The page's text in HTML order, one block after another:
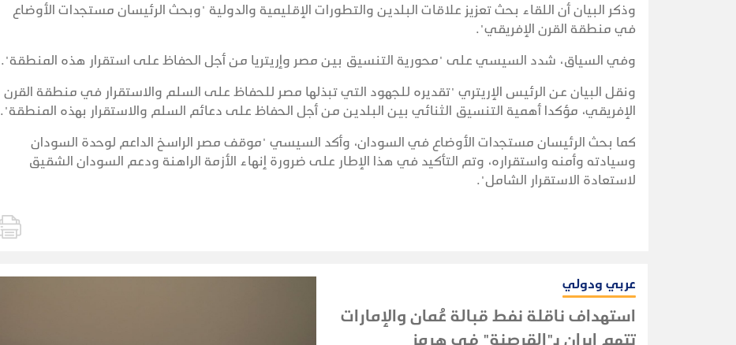
وذكر البيان أن اللقاء بحث تعزيز علاقات البلدين والتطورات الإقليمية والدولية "وبحث الرئيسان مستجدات الأوضاع
في منطقة القرن الإفريقي".
وفي السياق، شدد السيسي على "محورية التنسيق بين مصر وإريتريا من أجل الحفاظ على استقرار هذه المنطقة".
ونقل البيان عن الرئيس الإريتري "تقديره للجهود التي تبذلها مصر للحفاظ على السلم والاستقرار في منطقة القرن
الإفريقي، مؤكدا أهمية التنسيق الثنائي بين البلدين من أجل الحفاظ على دعائم السلم والاستقرار بهذه المنطقة".
كما بحث الرئيسان مستجدات الأوضاع في السودان، وأكد السيسي "موقف مصر الراسخ الداعم لوحدة السودان
وسيادته وأمنه واستقراره، وتم التأكيد في هذا الإطار على ضرورة إنهاء الأزمة الراهنة ودعم السودان الشقيق
لاستعادة الاستقرار الشامل".
عربي ودولي
استهداف ناقلة نفط قبالة عُمان والإمارات
تتهم إيران بـ"القرصنة" في هرمز